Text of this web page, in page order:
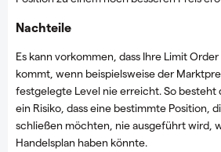
Nachteile
Es kann vorkommen, dass Ihre Limit
kommt, wenn beispielsweise der
festgelegte Level nie erreicht. So besteht
ein Risiko, dass eine bestimmte Position,
schließen möchten, nie ausgeführt wird,
Handelsplan haben könnte.